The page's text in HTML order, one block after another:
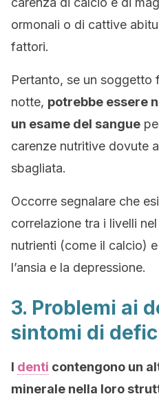
ormonali o di cattive
fattori.
Pertanto, se un soggetto
notte, potrebbe essere
un esame del sangue
carenze nutritive dovute
sbagliata.
Occorre segnalare che
correlazione tra i livelli
nutrienti (come il calcio)
l’ansia e la depressione.
3. Problemi ai
sintomi di
I denti contengono un
minerale nella loro